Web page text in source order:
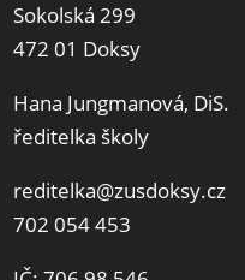
Sokolská 299
472 01 Doksy
Hana Jungmanová, DiS.
ředitelka školy
reditelka@zusdoksy.cz
702 054 453